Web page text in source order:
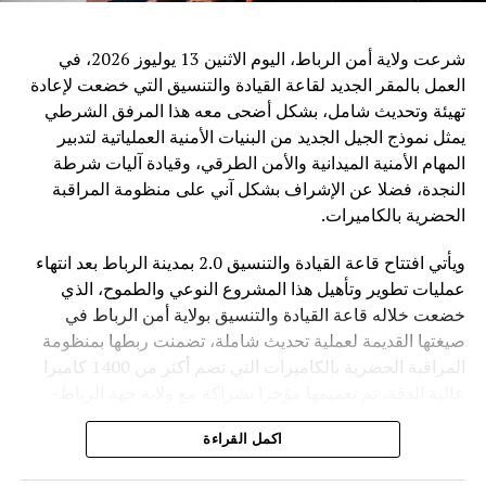
فقط تطوير القدرات التقنية، بل ضمان أن تكون هذه القدرات
متاحة بشكل عادل وآمن لجميع الدول.
وفي ظل المنافسة العالمية المتزايدة في مجال الذكاء
الاصطناعي، تطرح الصين رؤية تقوم على اعتبار التكنولوجيا
جسراً للتعاون والتنمية، وليس مجالاً للصراع، مؤكدة أن مستقبل
الذكاء الاصطناعي يجب أن يكون قائماً على الحكمة البشرية
والمسؤولية المشتركة من أجل خدمة رفاهية الشعوب
شرعت ولاية أمن الرباط، اليوم الاثنين 13 يوليوز 2026، في
العمل بالمقر الجديد لقاعة القيادة والتنسيق التي خضعت لإعادة
تهيئة وتحديث شامل، بشكل أضحى معه هذا المرفق الشرطي
يمثل نموذج الجيل الجديد من البنيات الأمنية العملياتية لتدبير
المهام الأمنية الميدانية والأمن الطرقي، وقيادة آليات شرطة
النجدة، فضلا عن الإشراف بشكل آني على منظومة المراقبة
الحضرية بالكاميرات.
ويأتي افتتاح قاعة القيادة والتنسيق 2.0 بمدينة الرباط بعد انتهاء
عمليات تطوير وتأهيل هذا المشروع النوعي والطموح، الذي
خضعت خلاله قاعة القيادة والتنسيق بولاية أمن الرباط في
صيغتها القديمة لعملية تحديث شاملة، تضمنت ربطها بمنظومة
المراقبة الحضرية بالكاميرات التي تضم أكثر من 1400 كاميرا
القنيطرة، فضلا عن تحديث بنيتها المعلوماتية التحتية من خلال
تدعيمها بمختلف أنظمة الاتصال ونقل البيانات التابعة للأمن
اكمل القراءة